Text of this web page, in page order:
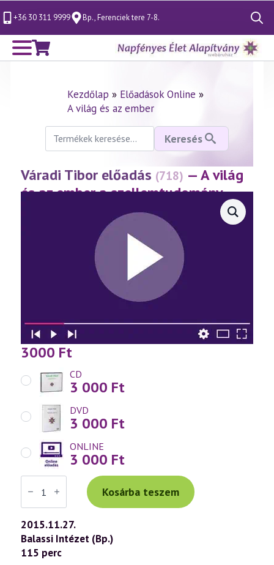
+36 30 311 9999 Bp., Ferenciek tere 7-8.
Search
for:
Kezdőlap » Előadások Online »
A világ és az ember
Keresés
következőre:
Keresés
Váradi Tibor előadás (718) — A világ
és az ember a szellemtudomány
(2015.11.27.)
3000 Ft
CD
3 000 Ft
DVD
3 000 Ft
ONLINE
3 000 Ft
Váradi
Tibor
előadás
(718)
—
A
világ
és
az
Kosárba teszem
2015.11.27.
Balassi Intézet (Bp.)
115 perc